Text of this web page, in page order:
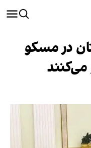
در مسکو
می‌کنند